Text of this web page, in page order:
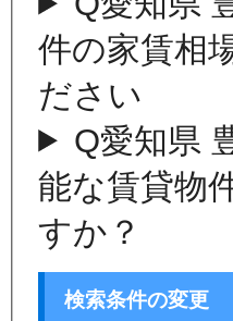
件の家賃相
ださい
Q愛知県
能な賃貸物
すか？
検索条件の変更